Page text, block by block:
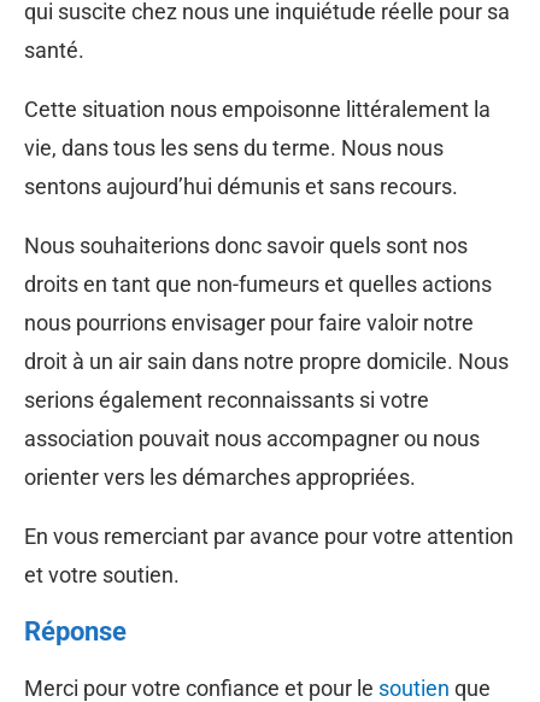
qui suscite chez nous une inquiétude réelle pour sa
santé.
Cette situation nous empoisonne littéralement la
vie, dans tous les sens du terme. Nous nous
sentons aujourd’hui démunis et sans recours.
Nous souhaiterions donc savoir quels sont nos
droits en tant que non-fumeurs et quelles actions
nous pourrions envisager pour faire valoir notre
droit à un air sain dans notre propre domicile. Nous
serions également reconnaissants si votre
association pouvait nous accompagner ou nous
orienter vers les démarches appropriées.
En vous remerciant par avance pour votre attention
et votre soutien.
Réponse
Merci pour votre confiance et pour le soutien que